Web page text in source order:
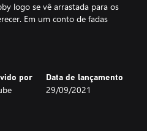
logo se vê arrastada para os
Em um conto de fadas
no seu encalço, Abby deve
líricas do mestre de
por Data de lançamento
29/09/2021